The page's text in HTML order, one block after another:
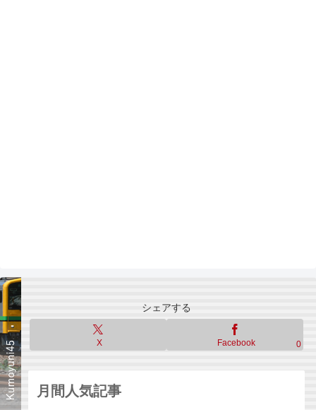
シェアする
X Facebook 0
月間人気記事